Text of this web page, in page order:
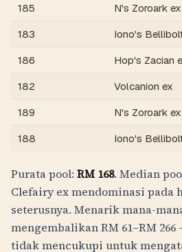
185
N's Zoroark ex
183
Iono's
186
Hop's Zacian
182
Volcanion ex
189
N's Zoroark
188
Iono's
Purata pool: RM 168. Median
Clefairy ex mendominasi pada
seterusnya. Menarik mana-
mengembalikanRM 61–RM 266
tidak mencukupi untuk